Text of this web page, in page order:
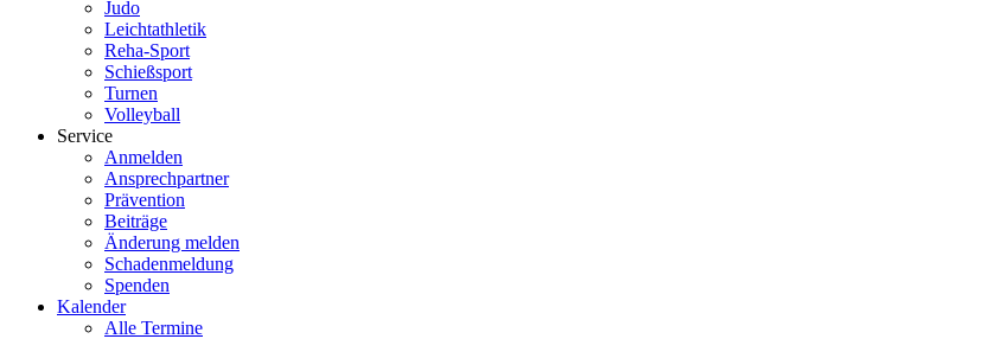
Judo
Leichtathletik
Reha-Sport
Schießsport
Turnen
Volleyball
Service
Anmelden
Ansprechpartner
Prävention
Beiträge
Änderung melden
Schadenmeldung
Spenden
Kalender
Alle Termine